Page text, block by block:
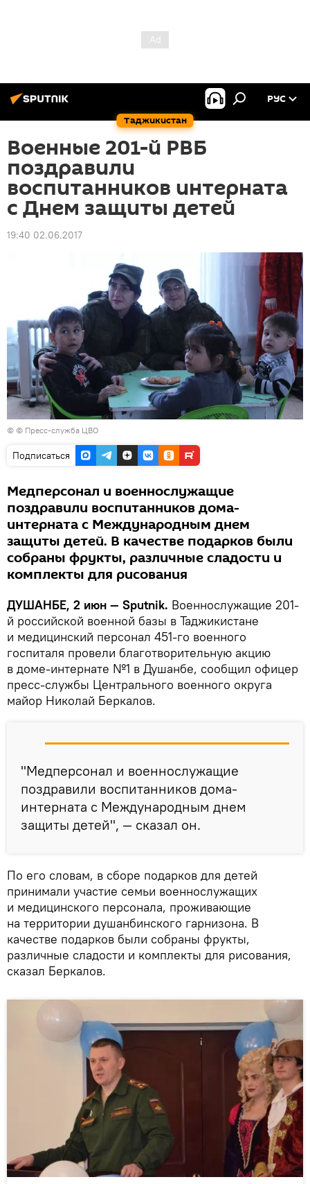
Таджикистан
РУС
Военные 201-й РВБ
поздравили
воспитанников интерната
с Днем защиты детей
19:40 02.06.2017
© © Пресс-служба ЦВО
Подписаться
Медперсонал и военнослужащие
поздравили воспитанников дома-
интерната с Международным днем
защиты детей. В качестве подарков были
собраны фрукты, различные сладости и
комплекты для рисования
ДУШАНБЕ, 2 июн — Sputnik. Военнослужащие 201-
й российской военной базы в Таджикистане
и медицинский персонал 451-го военного
госпиталя провели благотворительную акцию
в доме-интернате №1 в Душанбе, сообщил офицер
пресс-службы Центрального военного округа
майор Николай Беркалов.
"Медперсонал и военнослужащие
поздравили воспитанников дома-
интерната с Международным днем
защиты детей", — сказал он.
По его словам, в сборе подарков для детей
принимали участие семьи военнослужащих
и медицинского персонала, проживающие
на территории душанбинского гарнизона. В
качестве подарков были собраны фрукты,
различные сладости и комплекты для рисования,
сказал Беркалов.